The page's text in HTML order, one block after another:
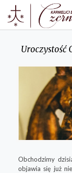
Uroczystość
Obchodzimy
objawia się już